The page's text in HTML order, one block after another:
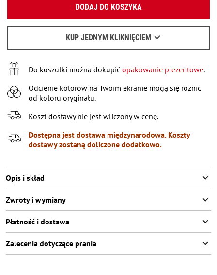
L Pozostało2przedmioty
XL Pozostało 2przedmioty
XXL Poinformuj o dostępności
DODAJ DO KOSZYKA
KUP JEDNYM KLIKNIĘCIEM
Kiedy czekać na e-mail - przeczytajtu.
Do koszulki można dokupić opakowanie prezentowe.
Odcienie kolorów na Twoim ekranie mogą się różnić
od koloru oryginału.
Koszt dostawy nie jest wliczony w cenę.
Dostępna jest dostawa międzynarodowa. Koszty
dostawy zostaną doliczone dodatkowo.
Opis i skład
Zwroty i wymiany
Płatność i dostawa
Zalecenia dotyczące prania